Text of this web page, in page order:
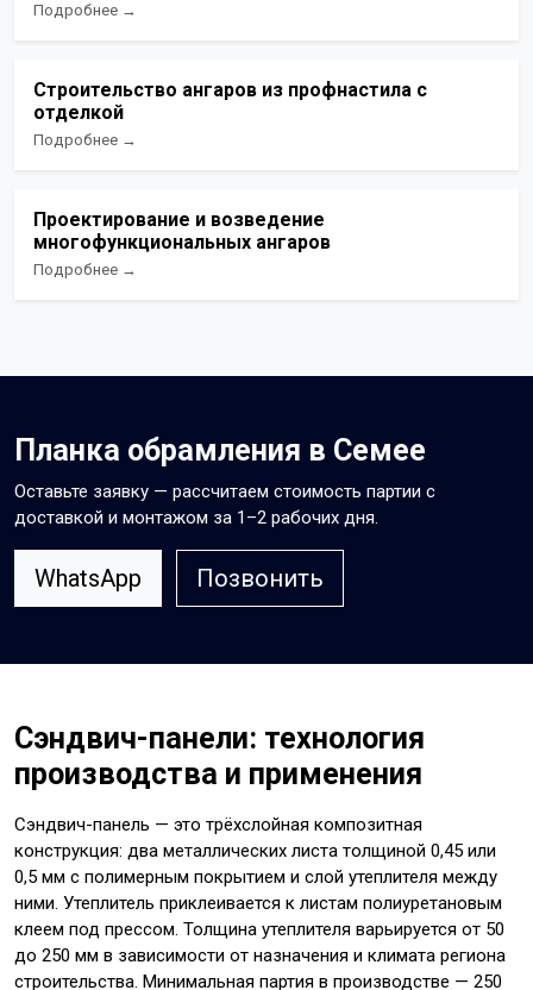
Подробнее →
Строительство ангаров из профнастила с
отделкой
Подробнее →
Проектирование и возведение
многофункциональных ангаров
Подробнее →
Планка обрамления в Семее
Оставьте заявку — рассчитаем стоимость партии с
доставкой и монтажом за 1–2 рабочих дня.
WhatsApp Позвонить
Сэндвич-панели: технология
производства и применения
Сэндвич-панель — это трёхслойная композитная
конструкция: два металлических листа толщиной 0,45 или
0,5 мм с полимерным покрытием и слой утеплителя между
ними. Утеплитель приклеивается к листам полиуретановым
клеем под прессом. Толщина утеплителя варьируется от 50
до 250 мм в зависимости от назначения и климата региона
строительства. Минимальная партия в производстве — 250